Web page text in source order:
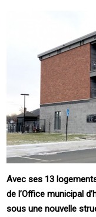
Avec ses 13
de l’Office municipal
sous une nouvelle